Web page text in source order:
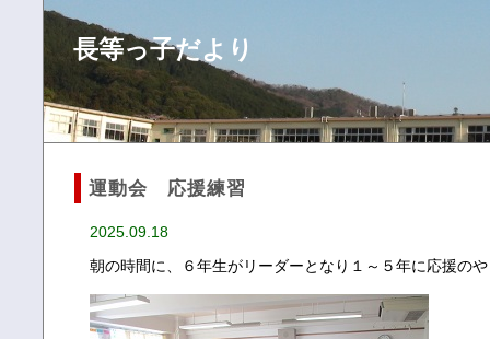
長等っ子だより
運動会 応援練習
2025.09.18
朝の時間に、６年生がリーダーとなり１～５年に応援の